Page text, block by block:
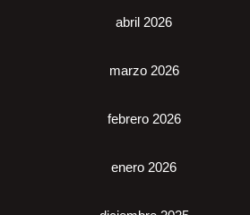
abril 2026
marzo 2026
febrero 2026
enero 2026